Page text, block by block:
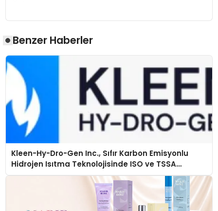
Benzer Haberler
Kleen-Hy-Dro-Gen Inc., Sıfır Karbon Emisyonlu
Hidrojen Isıtma Teknolojisinde ISO ve TSSA
Düzenleyici Onaylarını Aldı